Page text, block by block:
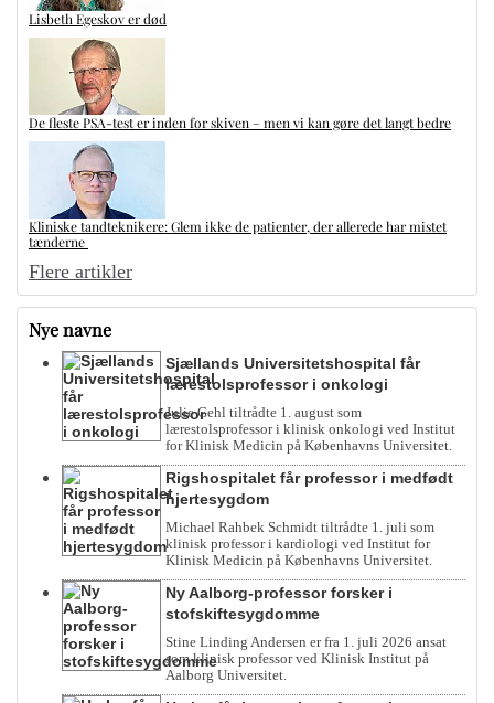
Lisbeth Egeskov er død
De fleste PSA-test er inden for skiven – men vi kan gøre det langt bedre
Kliniske tandteknikere: Glem ikke de patienter, der allerede har mistet
tænderne
Flere artikler
Nye navne
Sjællands Universitetshospital får
lærestolsprofessor i onkologi
Julie Gehl tiltrådte 1. august som
lærestolsprofessor i klinisk onkologi ved Institut
for Klinisk Medicin på Københavns Universitet.
Rigshospitalet får professor i medfødt
hjertesygdom
Michael Rahbek Schmidt tiltrådte 1. juli som
klinisk professor i kardiologi ved Institut for
Klinisk Medicin på Københavns Universitet.
Ny Aalborg-professor forsker i
stofskiftesygdomme
Stine Linding Andersen er fra 1. juli 2026 ansat
som klinisk professor ved Klinisk Institut på
Aalborg Universitet.